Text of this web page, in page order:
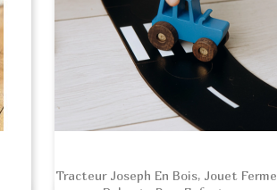
Tracteur Joseph En Bois, Jouet Ferme